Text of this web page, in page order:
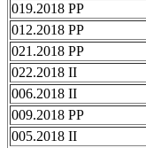
019.2018 PP
012.2018 PP
021.2018 PP
022.2018 II
006.2018 II
009.2018 PP
005.2018 II